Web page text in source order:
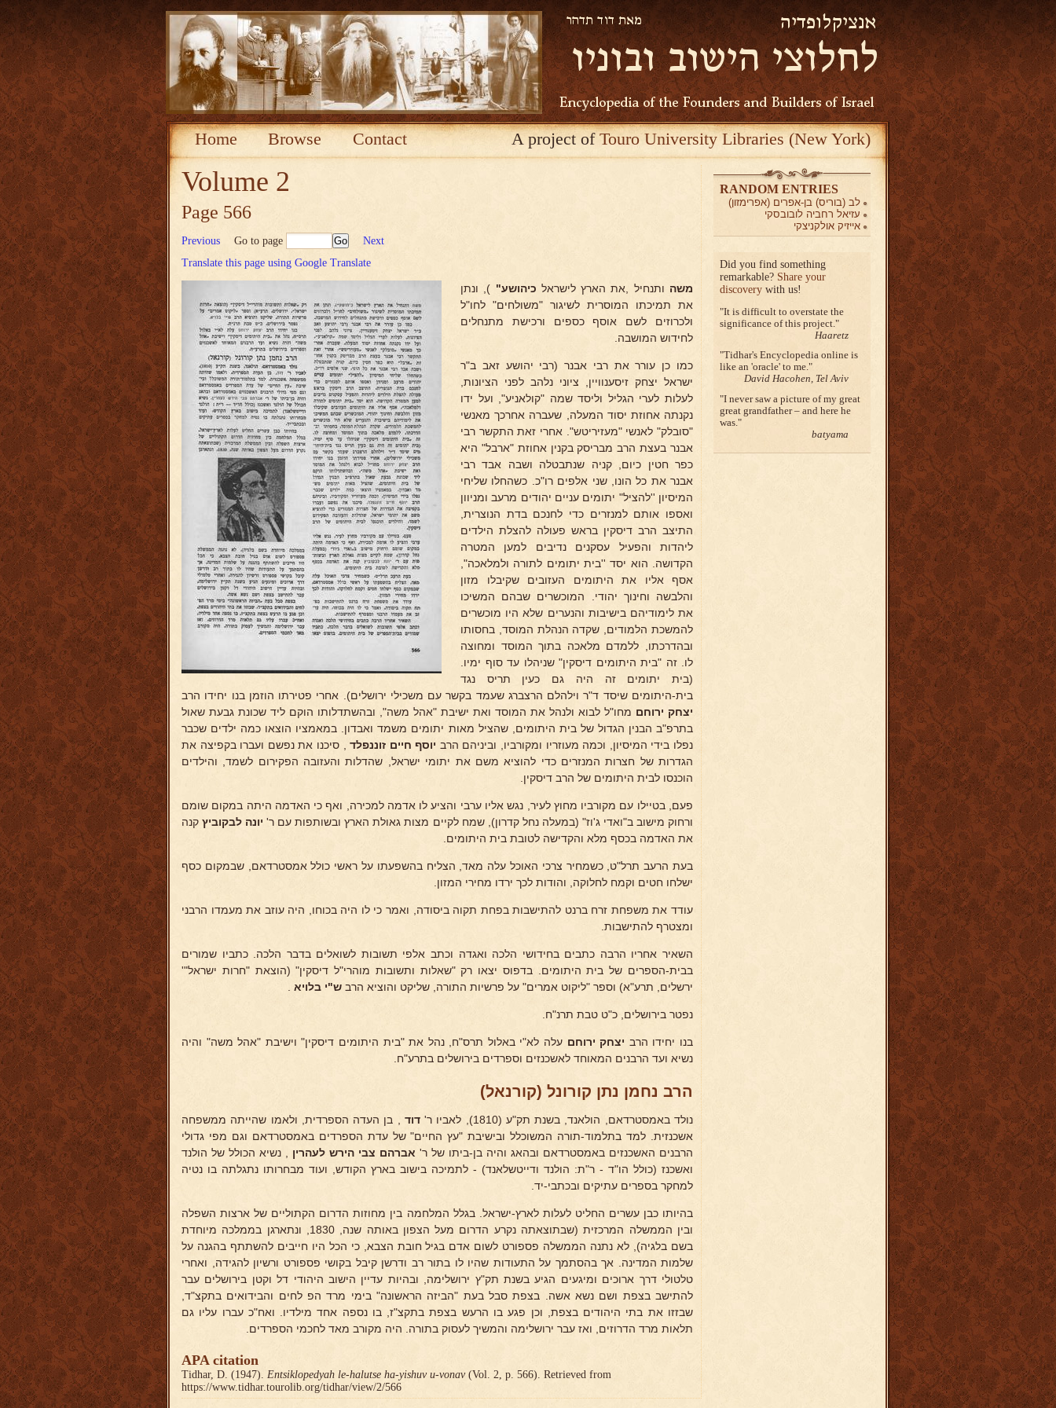
Home Browse Contact A project ofTouro University Libraries (New York)
Volume 2
Page 566
Previous Go to page
Next
Translate this page using Google Translate
משה ותנחיל ,את הארץ לישראל כיהושע" ), ונתן
את תמיכתו המוסרית לשיגור "משולחים" לחו"ל
ולכרוזים לשם אוסף כספים ורכישת מתנחלים
לחידוש המושבה.
כמו כן עורר את רבי אבנר (רבי יהושע זאב ב"ר
ישראל יצחק זיסענוויין, ציוני נלהב לפני הציונות,
לעלות לערי הגליל וליסד שמה "קולאניע", ועל ידו
נקנתה אחוזת יסוד המעלה, שעברה אחרכך מאנשי
"סובלק" לאנשי "מעזיריטש". אחרי זאת התקשר רבי
אבנר בעצת הרב מבריסק בקנין אחוזת "ארבל" היא
כפר חטין כיום, קניה שנתבטלה ושבה אבד רבי
אבנר את כל הונו, שני אלפים רו"כ. כשהחלו שליחי
המיסיון ''להציל" יתומים עניים יהודים מרעב ומניוון
ואספו אותם למנזרים כדי לחנכם בדת הנוצרית,
התיצב הרב דיסקין בראש פעולה להצלת הילדים
ליהדות והפעיל עסקנים נדיבים למען המטרה
הקדושה. הוא יסד ''בית יתומים לתורה ולמלאכה",
אסף אליו את היתומים העזובים שקיבלו מזון
והלבשה וחינוך יהודי. המוכשרים שבהם המשיכו
את לימודיהם בישיבות והנערים שלא היו מוכשרים
להמשכת הלמודים, שקדה הנהלת המוסד, בחסותו
ובהדרכתו, ללמדם מלאכה בתוך המוסד ומחוצה
לו. זה "בית היתומים דיסקין" שניהלו עד סוף ימיו.
(בית יתומים זה היה גם כעין תריס נגד
בית-היתומים שיסד ד"ר וילהלם הרצברג שעמד בקשר עם משכילי ירושלים). אחרי פטירתו הוזמן בנו יחידו הרב
יצחק ירוחם מחו"ל לבוא ולנהל את המוסד ואת ישיבת "אהל משה", ובהשתדלותו הוקם ליד שכונת גבעת שאול
בתרפ"ב הבנין הגדול של בית היתומים, שהציל מאות יתומים משמד ואבדון. במאמציו הוצאו כמה ילדים שכבר
נפלו בידי המיסיון, וכמה מעוזריו ומקורביו, וביניהם הרב יוסף חיים זוננפלד, סיכנו את נפשם ועברו בקפיצה את
הגדרות של חצרות המנזרים כדי להוציא משם את יתומי ישראל, שהדלות והעזובה הפקירום לשמד, והילדים
הוכנסו לבית היתומים של הרב דיסקין.
פעם, בטיילו עם מקורביו מחוץ לעיר, נגש אליו ערבי והציע לו אדמה למכירה, ואף כי האדמה היתה במקום שומם
ורחוק מישוב ב"ואדי ג'וז" (במעלה נחל קדרון), שמח לקיים מצות גאולת הארץ ובשותפות עם ר'יונה לבקוביץקנה
את האדמה בכסף מלא והקדישה לטובת בית היתומים.
בעת הרעב תרל"ט, כשמחיר צרכי האוכל עלה מאד, הצליח בהשפעתו על ראשי כולל אמסטרדאם, שבמקום כסף
ישלחו חטים וקמח לחלוקה, והודות לכך ירדו מחירי המזון.
עודד את משפחת זרח ברנט להתישבות בפחת תקוה ביסודה, ואמר כי לו היה בכוחו, היה עוזב את מעמדו הרבני
ומצטרף להתישבות.
השאיר אחריו הרבה כתבים בחידושי הלכה ואגדה וכתב אלפי תשובות לשואלים בדבר הלכה. כתביו שמורים
בבית-הספרים של בית היתומים. בדפוס יצאו רק "שאלות ותשובות מוהרי"ל דיסקין" (הוצאת "חרות ישראל"'
ירשלים, תרע"א) וספר "ליקוט אמרים" על פרשיות התורה, שליקט והוציא הרב ש"י בלויא
נפטר בירושלים, כ"ט טבת תרנ"ח.
בנו יחידו הרב יצחק ירוחם עלה לא"י באלול תרס"ח, נהל את "בית היתומים דיסקין" וישיבת "אהל משה" והיה
נשיא ועד הרבנים המאוחד לאשכנזים וספרדים בירושלים בתרע"ח.
הרב נחמן נתן קורונל (קורנאל)
נולד באמסטרדאם, הולאנד, בשנת תק"ע (1810), לאביו ר' דוד , בן העדה הספרדית, ולאמו שהייתה ממשפחה
אשכנזית. למד בתלמוד-תורה המשוכלל ובישיבת "עץ החיים" של עדת הספרדים באמסטרדאם וגם מפי גדולי
הרבנים האשכנזים באמסטרדאם ובהאג והיה בן-ביתו של ר' אברהם צבי הירש לעהרין , נשיא הכולל של הולנד
ואשכנז (כולל הו"ד - ר"ת: הולנד ודייטשלאנד) - לתמיכה בישוב בארץ הקודש, ועוד מבחרותו נתגלתה בו נטיה
למחקר בספרים עתיקים ובכתבי-יד.
בהיותו כבן עשרים החליט לעלות לארץ-ישראל. בגלל המלחמה בין מחוזות הדרום הקתוליים של ארצות השפלה
ובין הממשלה המרכזית (שבתוצאתה נקרע הדרום מעל הצפון באותה שנה, 1830, ונתארגן בממלכה מיוחדת
בשם בלגיה), לא נתנה הממשלה פספורט לשום אדם בגיל חובת הצבא, כי הכל היו חייבים להשתתף בהגנה על
שלמות המדינה. אך בהסתמך על התעודות שהיו לו בתור רב ודרשן קיבל בקושי פספורט ורשיון להגידה, ואחרי
טלטולי דרך ארוכים ומיגעים הגיע בשנת תק"ץ ירושלימה, ובהיות עדיין הישוב היהודי דל וקטן בירושלים עבר
להתישב בצפת ושם נשא אשה. בצפת סבל בעת "הביזה הראשונה" בימי מרד הפ לחים והבידואים בתקצ"ד,
שבזזו את בתי היהודים בצפת, וכן פגע בו הרעש בצפת בתקצ"ז, בו נספה אחד מילדיו. ואח"כ עברו עליו גם
תלאות מרד הדרוזים, ואז עבר ירושלימה והמשיך לעסוק בתורה. היה מקורב מאד לחכמי הספרדים.
APA citation
Tidhar, D. (1947). Entsiklopedyah le-halutse ha-yishuv u-vonav(Vol. 2, p. 566). Retrieved from
https://www.tidhar.tourolib.org/tidhar/view/2/566
RANDOM ENTRIES
לב (בוריס) בן-אפרים (אפרימזון)
עזיאל רחביה לובובסקי
אייזיק אולקניצקי
Did you find something
remarkable? Share your
discovery with us!
It is difficult to overstate the
significance of this project.
Haaretz
Tidhar's Encyclopedia online is
like an 'oracle' to me.
David Hacohen, Tel Aviv
I never saw a picture of my great
great grandfather – and here he
was.
batyama